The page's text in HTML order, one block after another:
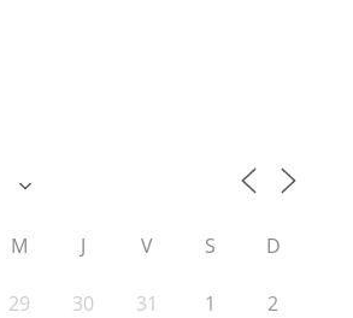
M J V S D
29 30 31 1 2